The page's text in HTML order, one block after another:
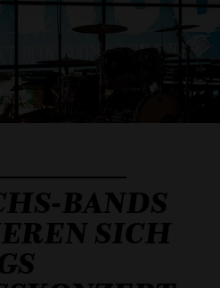
BANDS
SICH